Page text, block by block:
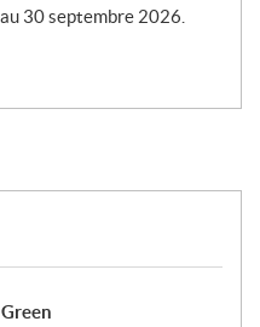
30 septembre 2026.